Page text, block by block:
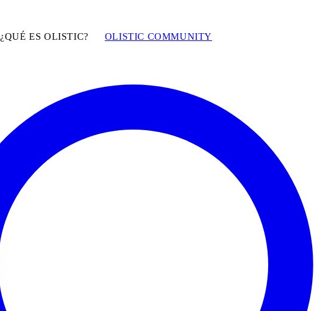
¿QUÉ ES OLISTIC?
OLISTIC COMMUNITY